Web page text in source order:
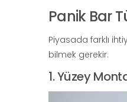
Panik Bar
Piyasada farklı
bilmek gerekir.
1. Yüzey